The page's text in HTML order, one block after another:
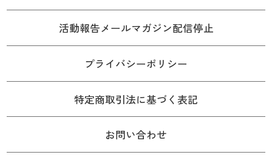
活動報告メールマガジン配信停止
プライバシーポリシー
特定商取引法に基づく表記
お問い合わせ